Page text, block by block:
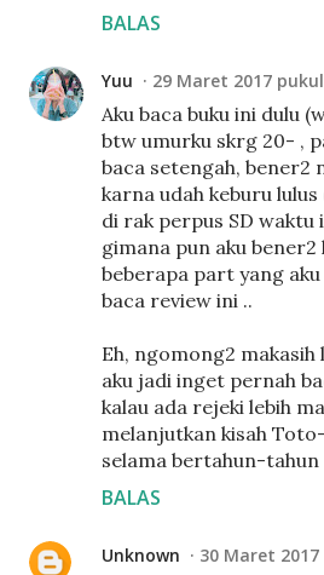
BALAS
Yuu 29 Maret 2017
Aku baca buku ini dulu
btw umurku skrg 20- ,
baca setengah, bener2
karna udah keburu
di rak perpus SD waktu
gimana pun aku bener2
beberapa part yang
baca review ini ..
Eh, ngomong2 makasih
aku jadi inget pernah
kalau ada rejeki lebih
melanjutkan kisah
selama bertahun-tahun
BALAS
Unknown 30 Maret